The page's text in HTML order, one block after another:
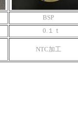
BSP
0.１ｔ
NTC加工